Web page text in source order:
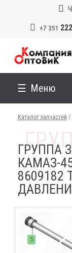
+7 351
Меню
Каталог запчастей /
ГРУППА
КАМАЗ-
8609182